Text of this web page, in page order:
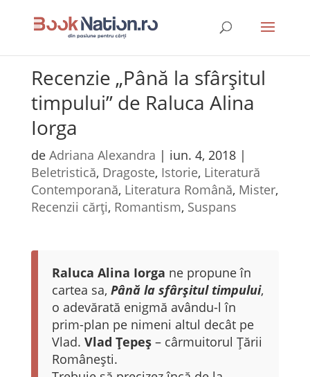
Recenzie „Până la sfârșitul
timpului” de Raluca Alina
Iorga
de Adriana Alexandra | iun. 4, 2018|
Beletristică, Dragoste, Istorie, Literatură
Contemporană, Literatura Română, Mister,
Recenzii cărți, Romantism, Suspans
Raluca Alina Iorga ne propune în
cartea sa, Până la sfârșitul timpului,
o adevărată enigmă avându-l în
prim-plan pe nimeni altul decât pe
Vlad. Vlad Țepeș – cârmuitorul Țării
Românești.